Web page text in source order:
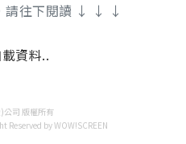
往下閱讀 ↓ ↓ ↓
資料..
公司 版權所有
by WOW!SCREEN